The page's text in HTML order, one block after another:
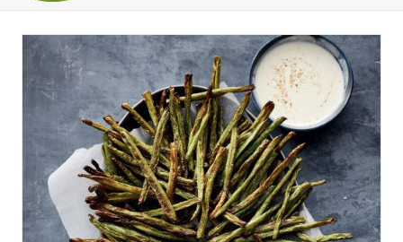
INLOGGEN
AANMELDEN
HOME
RECEPTEN
WEEKMENU'S